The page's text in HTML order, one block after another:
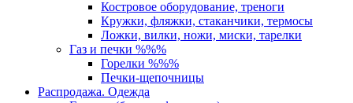
Костровое оборудование, треноги
Кружки, фляжки, стаканчики, термосы
Ложки, вилки, ножи, миски, тарелки
Газ и печки %%%
Горелки %%%
Печки-щепочницы
Распродажа. Одежда